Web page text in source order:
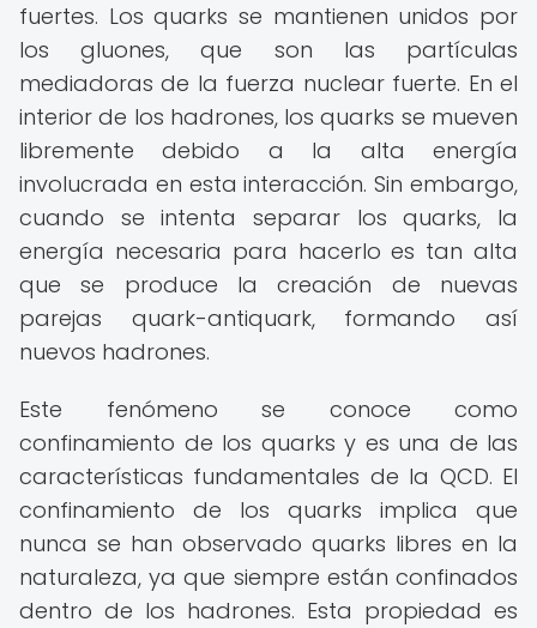
fuertes. Los quarks se mantienen unidos por
los gluones, que son las partículas
mediadoras de la fuerza nuclear fuerte. En el
interior de los hadrones, los quarks se mueven
libremente debido a la alta energía
involucrada en esta interacción. Sin embargo,
cuando se intenta separar los quarks, la
energía necesaria para hacerlo es tan alta
que se produce la creación de nuevas
parejas quark-antiquark, formando así
nuevos hadrones.
Este fenómeno se conoce como
confinamiento de los quarks y es una de las
características fundamentales de la QCD. El
confinamiento de los quarks implica que
nunca se han observado quarks libres en la
naturaleza, ya que siempre están confinados
dentro de los hadrones. Esta propiedad es